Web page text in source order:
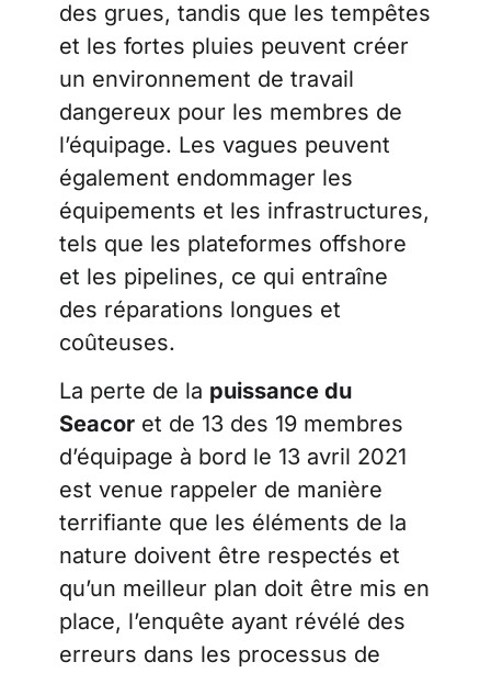
des grues, tandis que les tempêtes
et les fortes pluies peuvent créer
un environnement de travail
dangereux pour les membres de
l’équipage. Les vagues peuvent
également endommager les
équipements et les infrastructures,
tels que les plateformes offshore
et les pipelines, ce qui entraîne
des réparations longues et
coûteuses.
La perte de la puissance du
Seacor et de 13 des 19 membres
d’équipage à bord le 13 avril 2021
est venue rappeler de manière
terrifiante que les éléments de la
nature doivent être respectés et
qu’un meilleur plan doit être mis en
place, l’enquête ayant révélé des
erreurs dans les processus de